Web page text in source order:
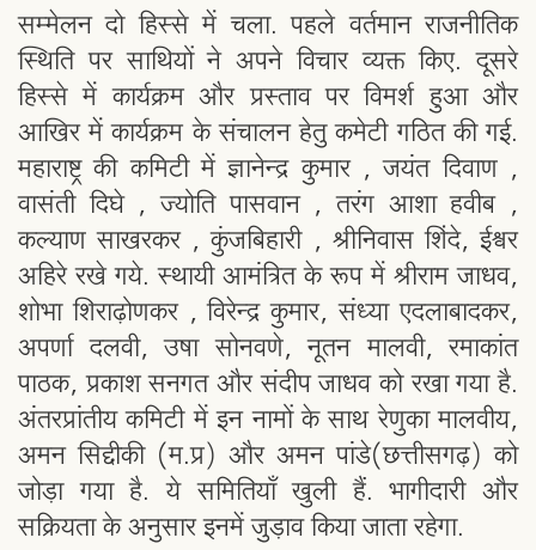
सम्मेलन दो हिस्से में चला. पहले वर्तमान राजनीतिक
स्थिति पर साथियों ने अपने विचार व्यक्त किए. दूसरे
हिस्से में कार्यक्रम और प्रस्ताव पर विमर्श हुआ और
आखिर में कार्यक्रम के संचालन हेतु कमेटी गठित की गई.
महाराष्ट्र की कमिटी में ज्ञानेन्द्र कुमार , जयंत दिवाण ,
वासंती दिघे , ज्योति पासवान , तरंग आशा हवीब ,
कल्याण साखरकर , कुंजबिहारी , श्रीनिवास शिंदे, ईश्वर
अहिरे रखे गये. स्थायी आमंत्रित के रूप में श्रीराम जाधव,
शोभा शिराढ़ोणकर , विरेन्द्र कुमार, संध्या एदलाबादकर,
अपर्णा दलवी, उषा सोनवणे, नूतन मालवी, रमाकांत
पाठक, प्रकाश सनगत और संदीप जाधव को रखा गया है.
अंतरप्रांतीय कमिटी में इन नामों के साथ रेणुका मालवीय,
अमन सिद्दीकी (म.प्र) और अमन पांडे(छत्तीसगढ़) को
जोड़ा गया है. ये समितियाँ खुली हैं. भागीदारी और
सक्रियता के अनुसार इनमें जुड़ाव किया जाता रहेगा.